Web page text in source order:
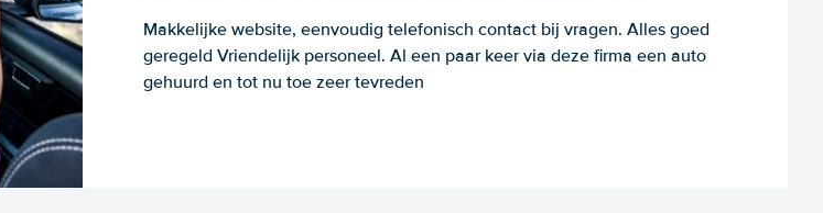
Makkelijke website, eenvoudig telefonisch contact bij vragen. Alles goed
geregeld Vriendelijk personeel. Al een paar keer via deze firma een auto
gehuurd en tot nu toe zeer tevreden